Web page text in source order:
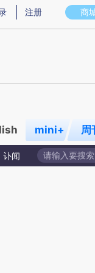
图存在偏差。不代表财
商
注册
mini+ 周
讣闻